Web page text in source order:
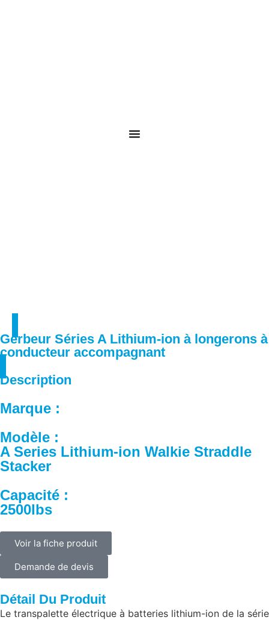
Gerbeur Séries A Lithium-ion à longerons à
conducteur accompagnant
Description
Marque :
Modèle :
A Series Lithium-ion Walkie Straddle
Stacker
Capacité :
2500lbs
Voir la fiche produit
Demande de devis
Détail Du Produit
Le transpalette électrique à batteries lithium-ion de la série